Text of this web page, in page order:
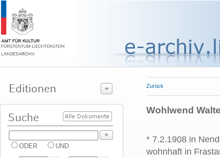
ODER UND
Zurück
Wohlwend
* 7.2.1908 in
wohnhaft in